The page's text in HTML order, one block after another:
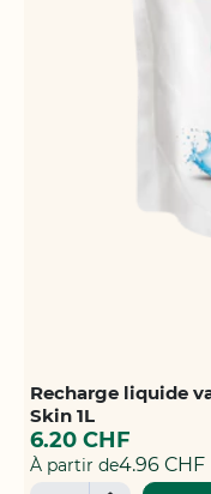
Recharge liquide
Skin 1L
6.20 CHF
À partir de4.96 CHF